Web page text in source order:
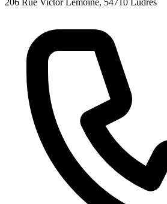
206 Rue Victor Lemoine, 54710 Ludres